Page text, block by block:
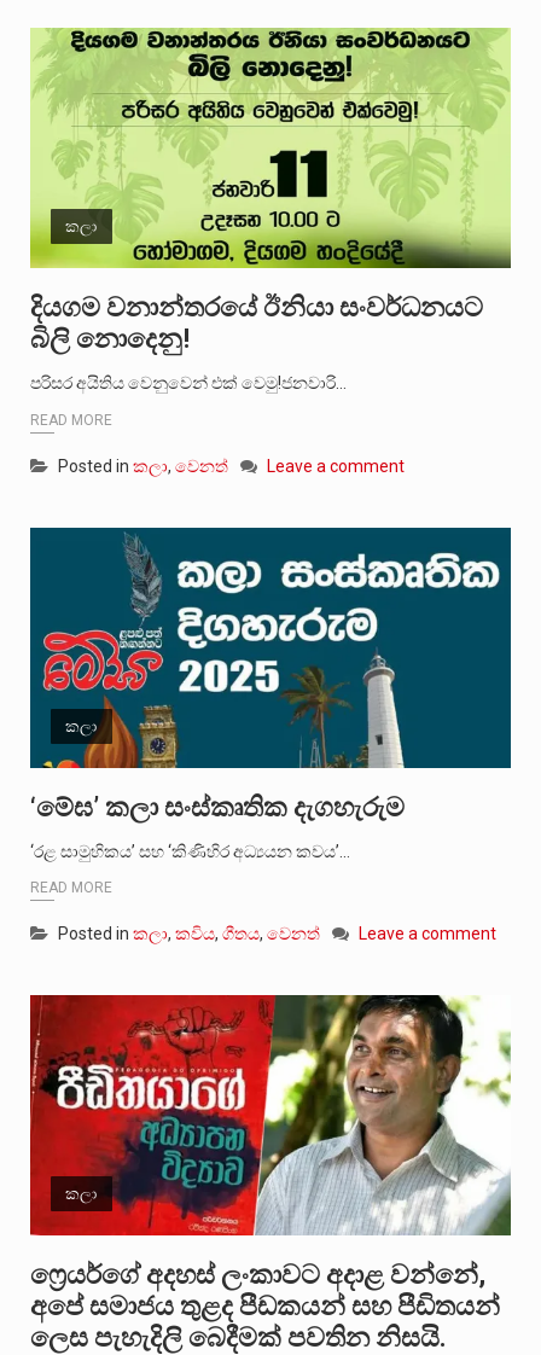
කලා
දියගම වනාන්තරයේ ඊනියා සංවර්ධනයට
බිලි නොදෙනු!
පරිසර අයිතිය වෙනුවෙන් එක් වෙමු!ජනවාරි…
READ MORE
Posted in කලා, වෙනත් Leave a comment
කලා
‘මේඝ’ කලා සංස්කෘතික දැගහැරුම
‘රළ සාමුහිකය’ සහ ‘කිණිහිර අධ්‍යයන කවය’…
READ MORE
Posted in කලා, කවිය, ගීතය, වෙනත් Leave a comment
කලා
ෆ්‍රෙයර්ගේ අදහස් ලංකාවට අදාළ වන්නේ,
අපේ සමාජය තුළද පීඩකයන් සහ පීඩිතයන්
ලෙස පැහැදිලි බෙදීමක් පවතින නිසයි.